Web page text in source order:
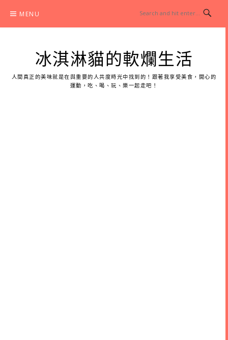
content
MENU
冰淇淋貓的軟爛生活
人間真正的美味就是在與重要的人共度時光中找到的！跟著我享受美食，開心的
運動，吃、喝、玩、樂一起走吧！